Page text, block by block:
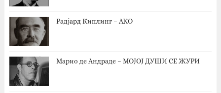
Радјард Киплинг – АКО
Марио де Андраде – МОЈОЈ ДУШИ СЕ ЖУРИ